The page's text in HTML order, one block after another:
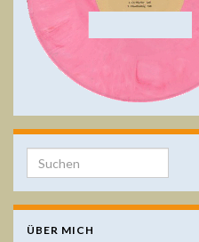
Search for:
ÜBER MICH